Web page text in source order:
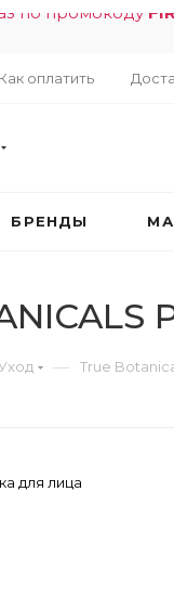
по промокоду
Как оплатить
БРЕНДЫ
— True
для лица